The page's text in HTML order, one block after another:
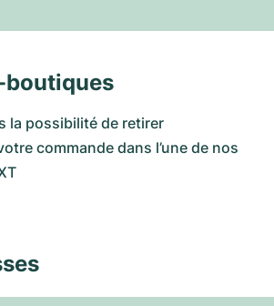
boutiques
la possibilité de retirer
commande dans l’une de nos